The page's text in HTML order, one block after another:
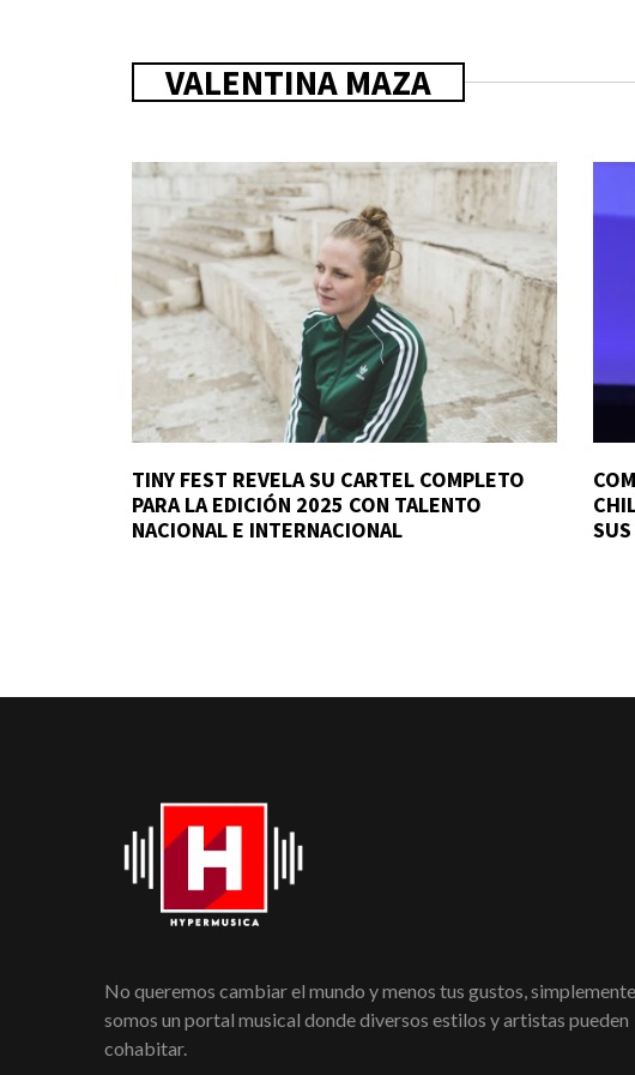
VALENTINA MAZA
TINY FEST REVELA SU CARTEL COMPLETO
PARA LA EDICIÓN 2025 CON TALENTO
NACIONAL E INTERNACIONAL
No queremos cambiar el mundo y menos tus gustos, simplemente
somos un portal musical donde diversos estilos y artistas pueden
cohabitar.